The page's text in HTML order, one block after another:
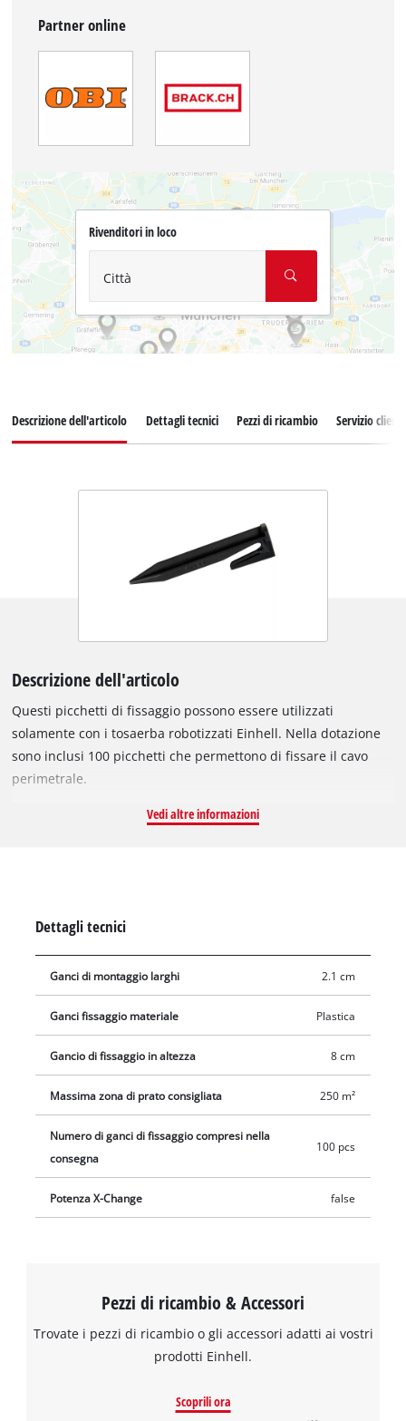
Partner online
Rivenditori in loco
Città
Descrizione dell'articolo Dettagli tecnici Pezzi di ricambio Servizio clienti
Descrizione dell'articolo
Questi picchetti di fissaggio possono essere utilizzati
solamente con i tosaerba robotizzati Einhell. Nella dotazione
sono inclusi 100 picchetti che permettono di fissare il cavo
perimetrale.
Vedi altre informazioni
Dettagli tecnici
Ganci di montaggio larghi 2.1 cm
Ganci fissaggio materiale Plastica
Gancio di fissaggio in altezza 8 cm
Massima zona di prato consigliata 250 m²
Numero di ganci di fissaggio compresi nella
consegna
100 pcs
Potenza X-Change false
Pezzi di ricambio & Accessori
Trovate i pezzi di ricambio o gli accessori adatti ai vostri
prodotti Einhell.
Scoprili ora